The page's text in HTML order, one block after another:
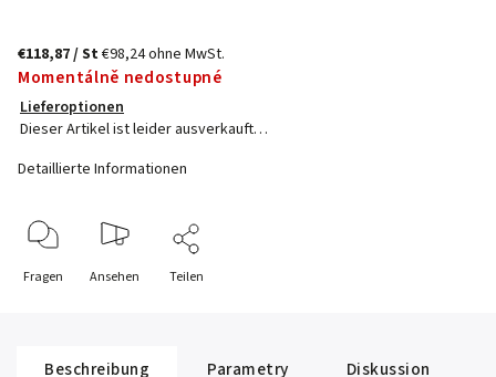
€118,87/ St€98,24 ohne MwSt.
Momentálně nedostupné
Lieferoptionen
Dieser Artikel ist leider ausverkauft…
Detaillierte Informationen
Fragen Ansehen Teilen
Beschreibung Parametry Diskussion